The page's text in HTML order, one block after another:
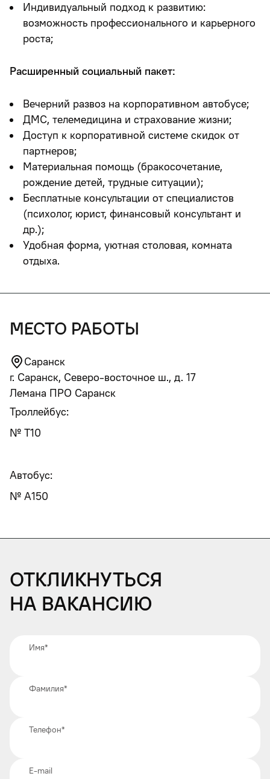
Индивидуальный подход к развитию:
возможность профессионального и карьерного
роста;
Расширенный социальный пакет:
Вечерний развоз на корпоративном автобусе;
ДМС, телемедицина и страхование жизни;
Доступ к корпоративной системе скидок от
партнеров;
Материальная помощь (бракосочетание,
рождение детей, трудные ситуации);
Бесплатные консультации от специалистов
(психолог, юрист, финансовый консультант и
др.);
Удобная форма, уютная столовая, комната
отдыха.
место работы
Саранск
г. Саранск, Северо-восточное ш., д. 17
Лемана ПРО Саранск
Троллейбус:
№ T10
Автобус:
№ А150
Откликнуться
на вакансию
Имя*
Фамилия*
Телефон*
E-mail